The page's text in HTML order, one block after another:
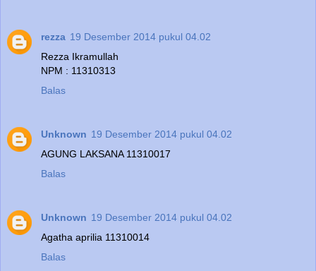
rezza 19 Desember 2014 pukul 04.02
Rezza Ikramullah
NPM : 11310313
Balas
Unknown 19 Desember 2014 pukul 04.02
AGUNG LAKSANA 11310017
Balas
Unknown 19 Desember 2014 pukul 04.02
Agatha aprilia 11310014
Balas